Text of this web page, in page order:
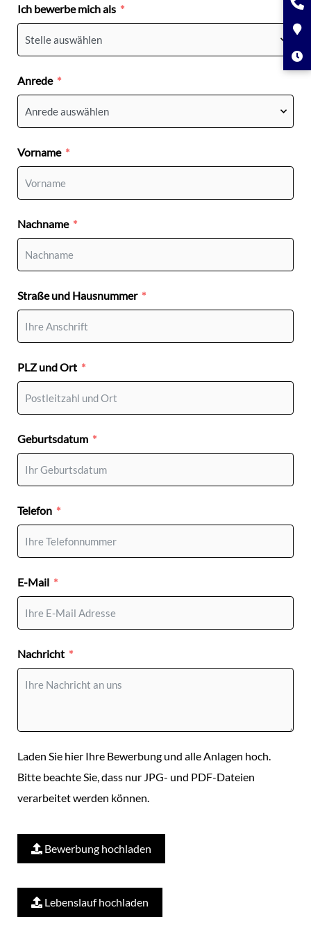
Ich bewerbe mich als
Anrede
Vorname
Nachname
Straße und Hausnummer
PLZ und Ort
Geburtsdatum
Telefon
E-Mail
Nachricht
Laden Sie hier Ihre Bewerbung und alle Anlagen hoch.
Bitte beachte Sie, dass nur JPG- und PDF-Dateien
verarbeitet werden können.
Bewerbung hochladen
Lebenslauf hochladen